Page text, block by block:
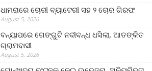
ଧାମରାରେ ଚୋରୀ ବ୍ୟାଟେରୀ ସହ ୨ ଚୋର ଗିରଫ
August 5, 2026
ବନ୍ୟାପରେ ଗେଙ୍ଗୁଟି ନଦୀବନ୍ଧ ଧସିଲା, ଆତଙ୍କିତ
ଗ୍ରାମବାସୀ
August 5, 2026